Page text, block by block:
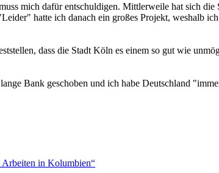
mich dafür entschuldigen. Mittlerweile hat sich
hatte ich danach ein großes Projekt, weshalb
dass die Stadt Köln es einem so gut wie
Bank geschoben und ich habe Deutschland
in Kolumbien“